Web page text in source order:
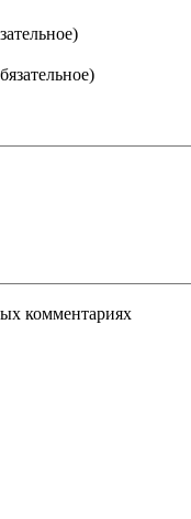
комментариях